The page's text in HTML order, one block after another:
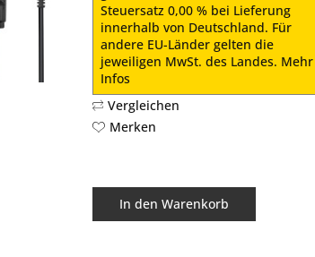
Steuersatz 0,00 % bei Lieferung
innerhalb von Deutschland. Für
andere EU-Länder gelten die
jeweiligen MwSt. des Landes. Mehr
Infos
Vergleichen
Merken
In den Warenkorb